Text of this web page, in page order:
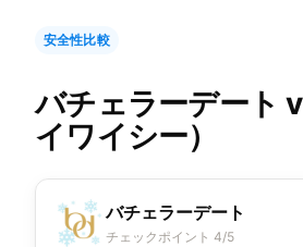
安全性比較
バチェラーデート
イワイシー）
バチェラーデート
チェックポイント 4/5